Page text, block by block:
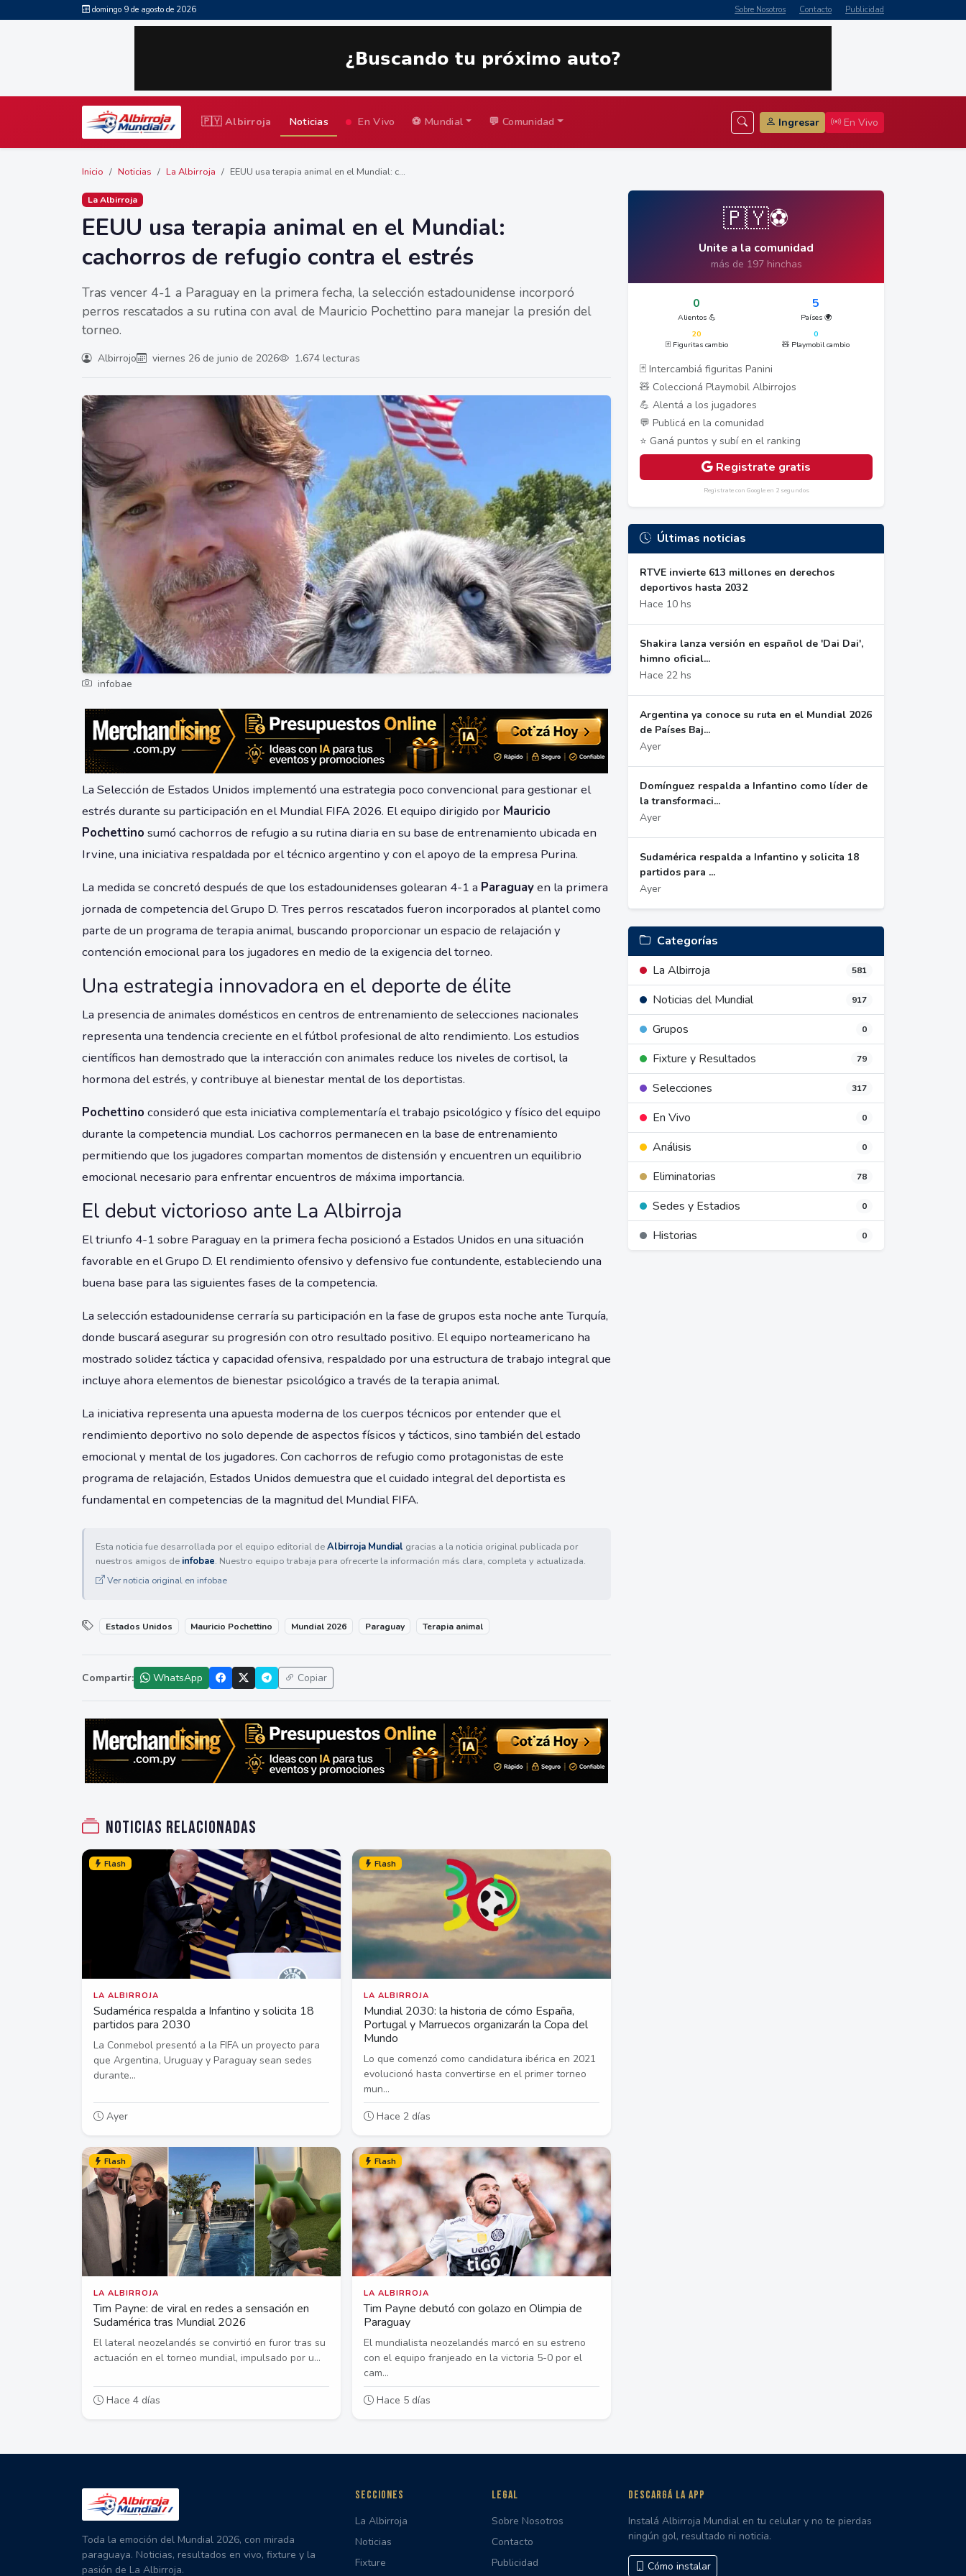
domingo 9 de agosto de 2026 Sobre Nosotros Contacto Publicidad
🇵🇾 Albirroja Noticias En Vivo ⚽ Mundial 💬 Comunidad Ingresar En Vivo
Inicio Noticias La Albirroja EEUU usa terapia animal en el Mundial: c...
La Albirroja
EEUU usa terapia animal en el Mundial:
cachorros de refugio contra el estrés
Tras vencer 4-1 a Paraguay en la primera fecha, la selección estadounidense incorporó
perros rescatados a su rutina con aval de Mauricio Pochettino para manejar la presión del
torneo.
Albirrojo viernes 26 de junio de 2026 1.674 lecturas
infobae
La Selección de Estados Unidos implementó una estrategia poco convencional para gestionar el
estrés durante su participación en el Mundial FIFA 2026. El equipo dirigido por Mauricio
Pochettino sumó cachorros de refugio a su rutina diaria en su base de entrenamiento ubicada en
Irvine, una iniciativa respaldada por el técnico argentino y con el apoyo de la empresa Purina.
La medida se concretó después de que los estadounidenses golearan 4-1 a Paraguayen la primera
jornada de competencia del Grupo D. Tres perros rescatados fueron incorporados al plantel como
parte de un programa de terapia animal, buscando proporcionar un espacio de relajación y
contención emocional para los jugadores en medio de la exigencia del torneo.
Una estrategia innovadora en el deporte de élite
La presencia de animales domésticos en centros de entrenamiento de selecciones nacionales
representa una tendencia creciente en el fútbol profesional de alto rendimiento. Los estudios
científicos han demostrado que la interacción con animales reduce los niveles de cortisol, la
hormona del estrés, y contribuye al bienestar mental de los deportistas.
Pochettino consideró que esta iniciativa complementaría el trabajo psicológico y físico del equipo
durante la competencia mundial. Los cachorros permanecen en la base de entrenamiento
permitiendo que los jugadores compartan momentos de distensión y encuentren un equilibrio
emocional necesario para enfrentar encuentros de máxima importancia.
El debut victorioso ante La Albirroja
El triunfo 4-1 sobre Paraguay en la primera fecha posicionó a Estados Unidos en una situación
favorable en el Grupo D. El rendimiento ofensivo y defensivo fue contundente, estableciendo una
buena base para las siguientes fases de la competencia.
La selección estadounidense cerraría su participación en la fase de grupos esta noche ante Turquía,
donde buscará asegurar su progresión con otro resultado positivo. El equipo norteamericano ha
mostrado solidez táctica y capacidad ofensiva, respaldado por una estructura de trabajo integral que
incluye ahora elementos de bienestar psicológico a través de la terapia animal.
La iniciativa representa una apuesta moderna de los cuerpos técnicos por entender que el
rendimiento deportivo no solo depende de aspectos físicos y tácticos, sino también del estado
emocional y mental de los jugadores. Con cachorros de refugio como protagonistas de este
programa de relajación, Estados Unidos demuestra que el cuidado integral del deportista es
fundamental en competencias de la magnitud del Mundial FIFA.
Esta noticia fue desarrollada por el equipo editorial deAlbirroja Mundial gracias a la noticia original publicada por
nuestros amigos de infobae. Nuestro equipo trabaja para ofrecerte la información más clara, completa y actualizada.
Ver noticia original en infobae
Estados Unidos Mauricio Pochettino Mundial 2026 Paraguay Terapia animal
Compartir: WhatsApp Copiar
Noticias relacionadas
Flash
LA ALBIRROJA
Sudamérica respalda a Infantino y solicita 18
partidos para 2030
La Conmebol presentó a la FIFA un proyecto para
que Argentina, Uruguay y Paraguay sean sedes
durante...
Ayer
Flash
LA ALBIRROJA
Mundial 2030: la historia de cómo España,
Portugal y Marruecos organizarán la Copa del
Mundo
Lo que comenzó como candidatura ibérica en 2021
evolucionó hasta convertirse en el primer torneo
mun...
Hace 2 días
Flash
LA ALBIRROJA
Tim Payne: de viral en redes a sensación en
Sudamérica tras Mundial 2026
El lateral neozelandés se convirtió en furor tras su
actuación en el torneo mundial, impulsado por u...
Hace 4 días
Flash
LA ALBIRROJA
Tim Payne debutó con golazo en Olimpia de
Paraguay
El mundialista neozelandés marcó en su estreno
con el equipo franjeado en la victoria 5-0 por el
cam...
Hace 5 días
🇵🇾⚽
Unite a la comunidad
más de 197 hinchas
0
Alientos 💪
5
Países 🌍
20
🃏 Figuritas cambio
0
🧸 Playmobil cambio
🃏 Intercambiá figuritas Panini
🧸 Coleccioná Playmobil Albirrojos
💪 Alentá a los jugadores
💬 Publicá en la comunidad
⭐ Ganá puntos y subí en el ranking
Registrate gratis
Registrate con Google en 2 segundos
Últimas noticias
RTVE invierte 613 millones en derechos
deportivos hasta 2032
Hace 10 hs
Shakira lanza versión en español de 'Dai Dai',
himno oficial...
Hace 22 hs
Argentina ya conoce su ruta en el Mundial 2026
de Países Baj...
Ayer
Domínguez respalda a Infantino como líder de
la transformaci...
Ayer
Sudamérica respalda a Infantino y solicita 18
partidos para ...
Ayer
Categorías
La Albirroja
581
Noticias del Mundial 917
Grupos 0
Fixture y Resultados 79
Selecciones 317
En Vivo 0
Análisis 0
Eliminatorias 78
Sedes y Estadios 0
Historias 0
Toda la emoción del Mundial 2026, con mirada
paraguaya. Noticias, resultados en vivo, fixture y la
pasión de La Albirroja.
SECCIONES
La Albirroja
Noticias
Fixture
LEGAL
Sobre Nosotros
Contacto
Publicidad
DESCARGÁ LA APP
Instalá Albirroja Mundial en tu celular y no te pierdas
ningún gol, resultado ni noticia.
Cómo instalar